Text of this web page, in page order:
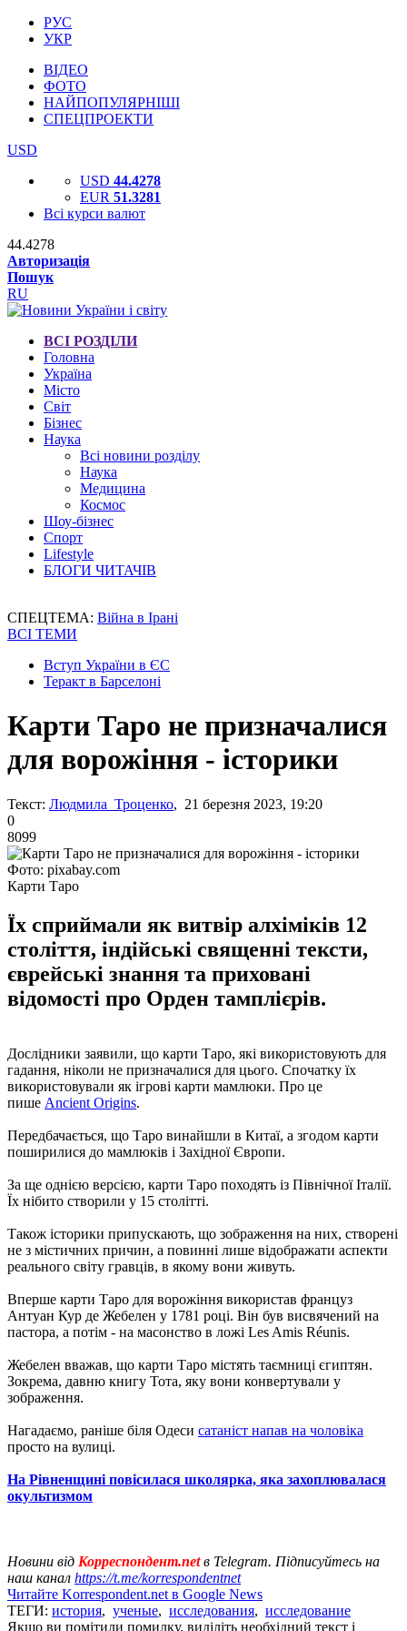
РУС
УКР
ВІДЕО
ФОТО
НАЙПОПУЛЯРНІШІ
СПЕЦПРОЕКТИ
USD
USD 44.4278
EUR 51.3281
Всі курси валют
44.4278
Авторизація
Пошук
RU
ВСІ РОЗДІЛИ
Головна
Україна
Місто
Світ
Бізнес
Наука
Всі новини розділу
Наука
Медицина
Космос
Шоу-бізнес
Спорт
Lifestyle
БЛОГИ ЧИТАЧІВ
СПЕЦТЕМА: Війна в Ірані
ВСІ ТЕМИ
Вступ України в ЄС
Теракт в Барселоні
Карти Таро не призначалися
для ворожіння - історики
Текст: Людмила Троценко, 21 березня 2023, 19:20
0
8099
Фото: pixabay.com
Карти Таро
Їх сприймали як витвір алхіміків 12
століття, індійські священні тексти,
єврейські знання та приховані
відомості про Орден тамплієрів.
Дослідники заявили, що карти Таро, які використовують для
гадання, ніколи не призначалися для цього. Спочатку їх
використовували як ігрові карти мамлюки. Про це
пише Ancient Origins.
Передбачається, що Таро винайшли в Китаї, а згодом карти
поширилися до мамлюків і Західної Європи.
За ще однією версією, карти Таро походять із Північної Італії.
Їх нібито створили у 15 столітті.
Також історики припускають, що зображення на них, створені
не з містичних причин, а повинні лише відображати аспекти
реального світу гравців, в якому вони живуть.
Вперше карти Таро для ворожіння використав француз
Антуан Кур де Жебелен у 1781 році. Він був висвячений на
пастора, а потім - на масонство в ложі Les Amis Réunis.
Жебелен вважав, що карти Таро містять таємниці єгиптян.
Зокрема, давню книгу Тота, яку вони конвертували у
зображення.
Нагадаємо, раніше біля Одеси сатаніст напав на чоловіка
просто на вулиці.
На Рівненщині повісилася школярка, яка захоплювалася
окультизмом
Новини від Корреспондент.netв Telegram. Підписуйтесь на
наш канал https://t.me/korrespondentnet
Читайте Korrespondent.net в Google News
ТЕГИ: история, ученые, исследования, исследование
Якщо ви помітили помилку, виділіть необхідний текст і